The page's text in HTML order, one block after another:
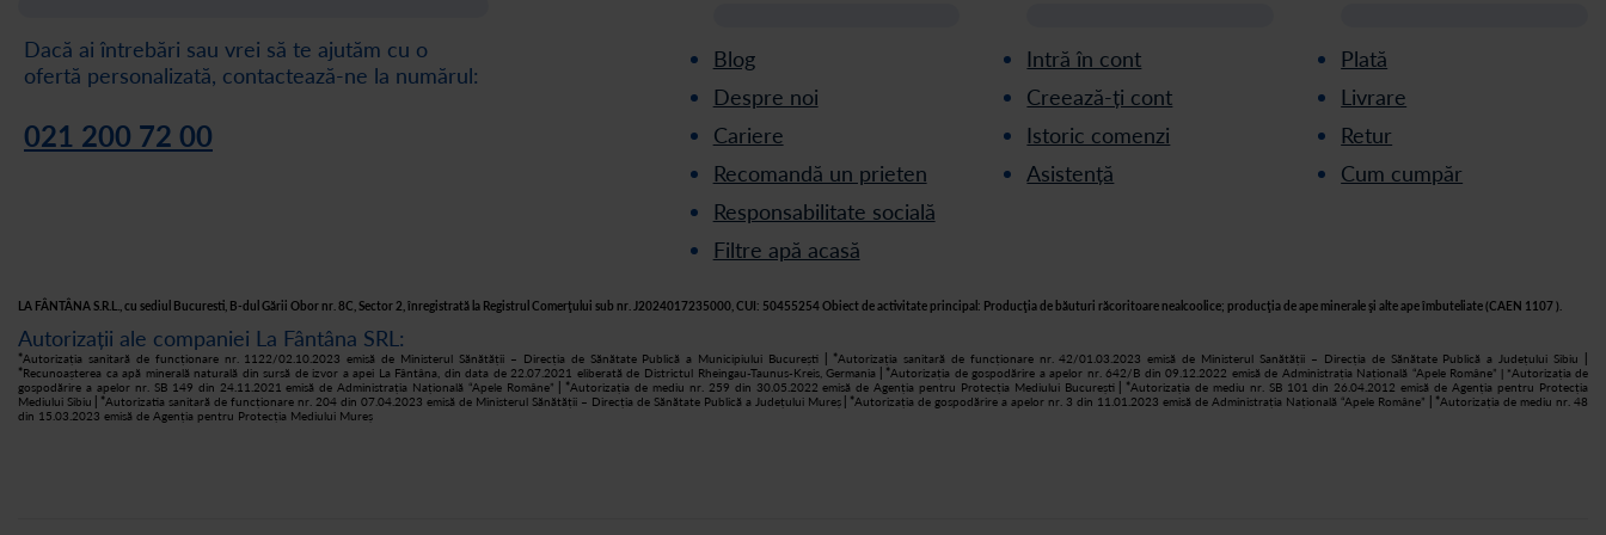
Dacă ai întrebări sau vrei să te ajutăm cu o
ofertă personalizată, contactează-ne la numărul:
021 200 72 00
Blog
Despre noi
Cariere
Recomandă un prieten
Responsabilitate socială
Filtre apă acasă
Intră în cont
Creează-ți cont
Istoric comenzi
Asistență
Plată
Livrare
Retur
Cum cumpăr
LA FÂNTÂNA S.R.L., cu sediul Bucuresti, B-dul Gării Obor nr. 8C, Sector 2, înregistrată la Registrul Comerţului sub nr. J2024017235000, CUI: 50455254 Obiect de activitate principal: Producţia de băuturi răcoritoare nealcoolice; producţia de ape minerale şi alte ape îmbuteliate (CAEN 1107 ).
Autorizații ale companiei La Fântâna SRL:
*Autorizația sanitară de funcționare nr. 1122/02.10.2023 emisă de Ministerul Sănătății – Direcția de Sănătate Publică a Municipiului București | *Autorizația sanitară de funcționare nr. 42/01.03.2023 emisă de Ministerul Sanătății – Direcția de Sănătate Publică a Județului Sibiu
*Recunoașterea ca apă minerală naturală din sursă de izvor a apei La Fântâna, din data de 22.07.2021 eliberată de Districtul Rheingau-Taunus-Kreis, Germania | *Autorizația de gospodărire a apelor nr. 642/B din 09.12.2022 emisă de Administrația Națională “Apele Române” | *Autorizația de
gospodărire a apelor nr. SB 149 din 24.11.2021 emisă de Administrația Națională “Apele Române”
| *Autorizația de mediu nr. 259 din 30.05.2022 emisă de Agenția pentru Protecția Mediului București | *Autorizația de mediu nr. SB 101 din 26.04.2012 emisă de Agenția pentru Protecția
Mediului Sibiu | *Autorizatia sanitară de funcționare nr. 204 din 07.04.2023 emisă de Ministerul Sănătății – Direcția de Sănătate Publică a Județului Mureș | *Autorizația de gospodărire a apelor nr. 3 din 11.01.2023 emisă de Administrația Națională “Apele Române” | *Autorizația de mediu nr. 48
din 15.03.2023 emisă de Agenția pentru Protecția Mediului Mureș